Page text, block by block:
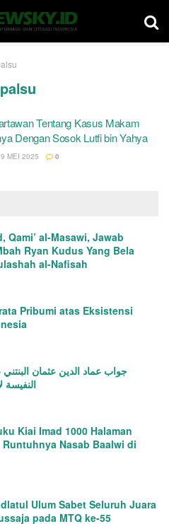
Tentang Kasus Makam
Dengan Sosok Lutfi bin Yahya
9 MEI 2025 0
Qami’ al-Masawi, Jawab
Ryan Kudus Yang Bela
al-Nafisah
Pribumi atas Eksistensi
جواب عماد الدين عثمان
النفيسة
Kiai Imad 1000 Halaman
Nasab Baalwi di
Ulum Sabet Seluruh Juara
pada MTQ ke-55